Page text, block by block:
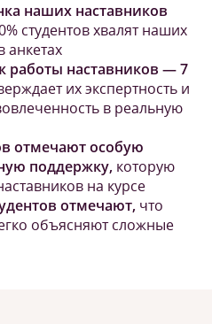
наших наставников
студентов хвалят наших
анкетах
работы наставников — 7
их экспертность и
в реальную
отмечают особую
поддержку, которую
на курсе
отмечают, что
объясняют сложные